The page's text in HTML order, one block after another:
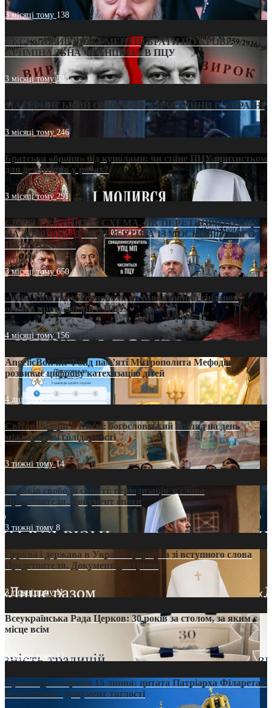
3 місяці тому 138
ЕКСКЛЮЗИВ (ДОКУМЕНТИ)/БРАТИ ПО КРОВІ:
КРИМІНАЛЬНА ФРАНШИЗА В ПЦУ
3 місяці тому538
МАТЕРИНСЬКИЙ ОМОРФОР В ЧАС ВІЙНИ В УКРАЇНІ
3 місяці тому246
Братська «броня» під куполами: чи стане ПЦУ прихистком
для дезертирів у рясах?
3 місяці тому291
СВЯТІ УХИЛЯНТИ: СХЕМА, ЯК ПЕРЕТВОРИТИ ПЦУ
НА «ОФШОР» ДЛЯ ДЕЗЕРТИРА ІЗ МОСКОВСЬКОГО
ПАТРІАРХАТУ
3 місяці тому650
«Кейс Тихона» у Тернополі: як Молитовний сніданок
оголив кризу довіри в ПЦУ
4 місяці тому156
AngelicBot: як Фонд пам’яті Митрополита Мефодія
розвиває цифрову катехизацію дітей
4 дні тому7
Світові лідери в Києві: богословський погляд на день
міжнародної солідарності
3 тижні тому14
35 років свободи совісті: періодизація зі слова
Предстоятеля. Документ епохи
3 тижні тому 8
Церква і держава в Україні: формула зі вступного слова
Предстоятеля. Документ доктрини
3 тижні тому11
Всеукраїнська Рада Церков: 30 років за столом, за яким є
місце всім
3 тижні тому12
Проповідь Епіфанія 15 липня: цитата Патріарха Філарета з
його амвона. Документ тяглості